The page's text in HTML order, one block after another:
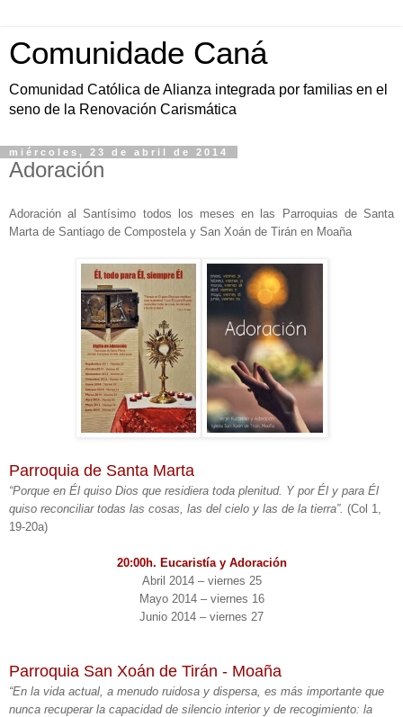
Comunidade Caná
Comunidad Católica de Alianza integrada por familias en el
seno de la Renovación Carismática
miércoles, 23 de abril de 2014
Adoración
Adoración al Santísimo todos los meses en las Parroquias de Santa
Marta de Santiago de Compostela y San Xoán de Tirán en Moaña
Parroquia de Santa Marta
“Porque en Él quiso Dios que residiera toda plenitud. Y por Él y para Él
quiso reconciliar todas las cosas, las del cielo y las de la tierra”. (Col 1,
19-20a)
20:00h. Eucaristía y Adoración
Abril 2014 – viernes 25
Mayo 2014 – viernes 16
Junio 2014 – viernes 27
Parroquia San Xoán de Tirán - Moaña
“En la vida actual, a menudo ruidosa y dispersa, es más importante que
nunca recuperar la capacidad de silencio interior y de recogimiento: la